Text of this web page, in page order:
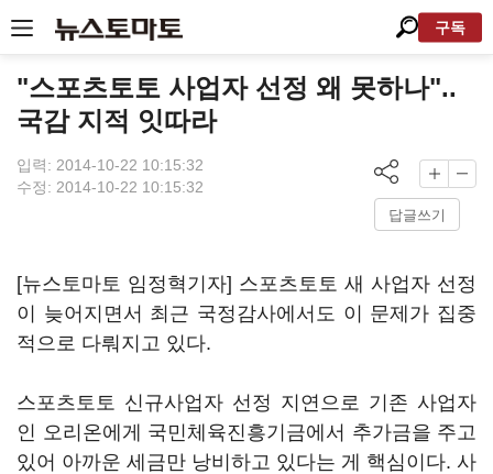
구독
"스포츠토토 사업자 선정 왜 못하나"..
국감 지적 잇따라
입력: 2014-10-22 10:15:32
수정: 2014-10-22 10:15:32
답글쓰기
[뉴스토마토 임정혁기자] 스포츠토토 새 사업자 선정
이 늦어지면서 최근 국정감사에서도 이 문제가 집중
적으로 다뤄지고 있다.
스포츠토토 신규사업자 선정 지연으로 기존 사업자
인 오리온에게 국민체육진흥기금에서 추가금을 주고
있어 아까운 세금만 낭비하고 있다는 게 핵심이다. 사